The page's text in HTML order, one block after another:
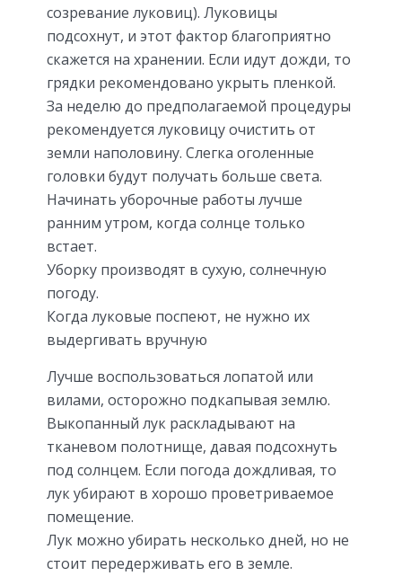
созревание луковиц). Луковицы
подсохнут, и этот фактор благоприятно
скажется на хранении. Если идут дожди, то
грядки рекомендовано укрыть пленкой.
За неделю до предполагаемой процедуры
рекомендуется луковицу очистить от
земли наполовину. Слегка оголенные
головки будут получать больше света.
Начинать уборочные работы лучше
ранним утром, когда солнце только
встает.
Уборку производят в сухую, солнечную
погоду.
Когда луковые поспеют, не нужно их
выдергивать вручную
Лучше воспользоваться лопатой или
вилами, осторожно подкапывая землю.
Выкопанный лук раскладывают на
тканевом полотнище, давая подсохнуть
под солнцем. Если погода дождливая, то
лук убирают в хорошо проветриваемое
помещение.
Лук можно убирать несколько дней, но не
стоит передерживать его в земле.